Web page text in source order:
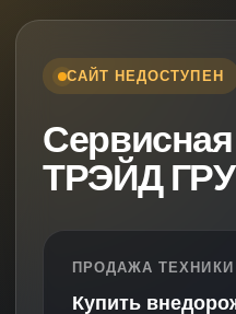
САЙТ НЕДОСТУПЕН
ТРЭЙД
ПРОДАЖА ТЕХНИКИ
Купить